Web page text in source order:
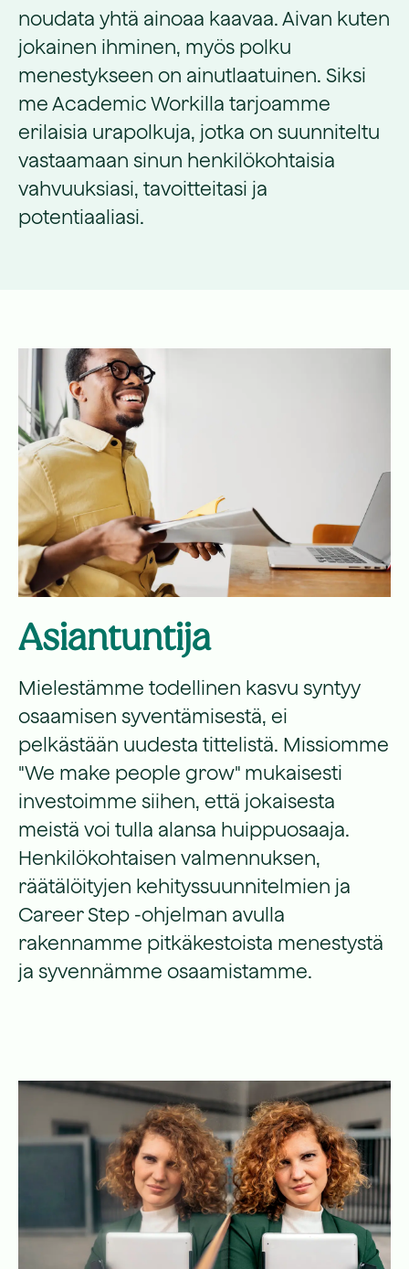
noudata yhtä ainoaa kaavaa. Aivan kuten
jokainen ihminen, myös polku
menestykseen on ainutlaatuinen. Siksi
me Academic Workilla tarjoamme
erilaisia urapolkuja, jotka on suunniteltu
vastaamaan sinun henkilökohtaisia
vahvuuksiasi, tavoitteitasi ja
potentiaaliasi.
Asiantuntija
Mielestämme todellinen kasvu syntyy
osaamisen syventämisestä, ei
pelkästään uudesta tittelistä. Missiomme
"We make people grow" mukaisesti
investoimme siihen, että jokaisesta
meistä voi tulla alansa huippuosaaja.
Henkilökohtaisen valmennuksen,
räätälöityjen kehityssuunnitelmien ja
Career Step -ohjelman avulla
rakennamme pitkäkestoista menestystä
ja syvennämme osaamistamme.